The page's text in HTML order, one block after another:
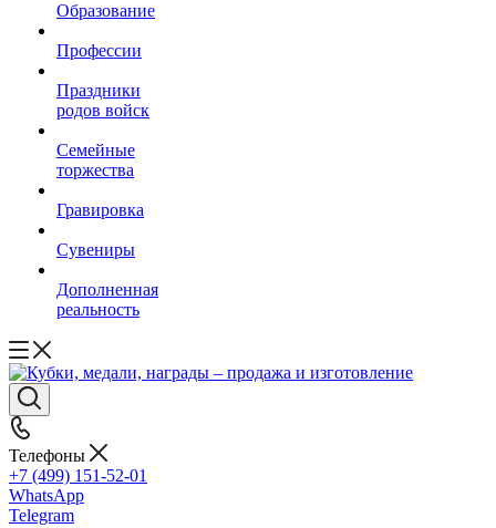
Образование
Профессии
Праздники
родов войск
Семейные
торжества
Гравировка
Сувениры
Дополненная
реальность
Телефоны
+7 (499) 151-52-01
WhatsApp
Telegram